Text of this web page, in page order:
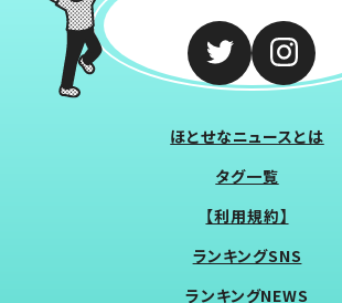
ほとせなニュースとは
タグ一覧
【利用規約】
ランキングSNS
ランキングNEWS